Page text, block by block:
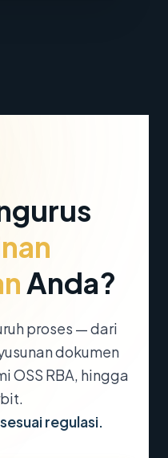
Anda?
proses — dari
dokumen
OSS RBA, hingga
regulasi.